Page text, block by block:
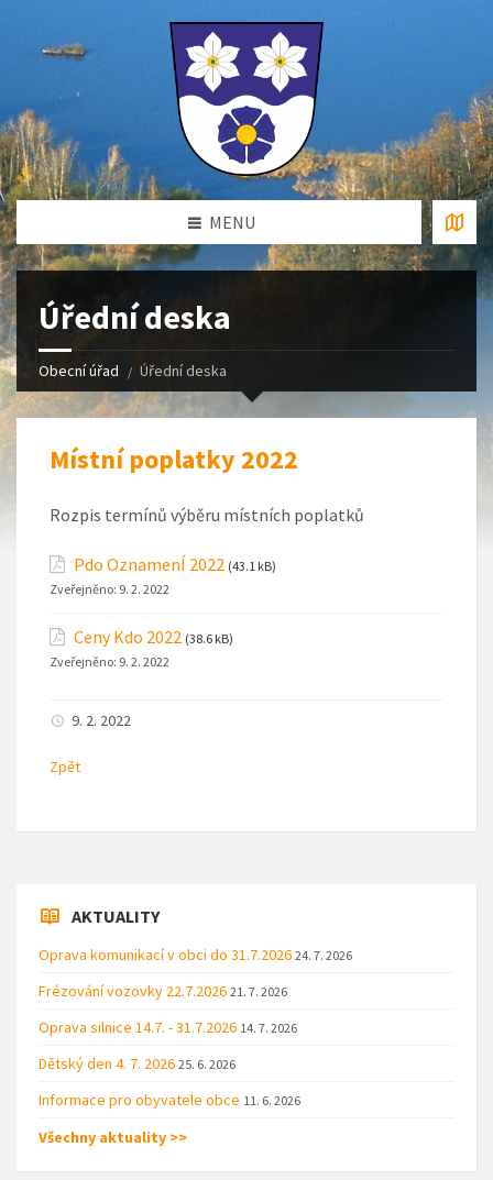
MENU
Úřední deska
Obecní úřad Úřední deska
Místní poplatky 2022
Rozpis termínů výběru místních poplatků
Pdo OznamenÍ 2022 (43.1 kB)
Zveřejněno: 9. 2. 2022
Ceny Kdo 2022 (38.6 kB)
Zveřejněno: 9. 2. 2022
9. 2. 2022
Zpět
AKTUALITY
Oprava komunikací v obci do 31.7.2026 24. 7. 2026
Frézování vozovky 22.7.2026 21. 7. 2026
Oprava silnice 14.7. - 31.7.2026 14. 7. 2026
Dětský den 4. 7. 2026 25. 6. 2026
Informace pro obyvatele obce 11. 6. 2026
Všechny aktuality >>